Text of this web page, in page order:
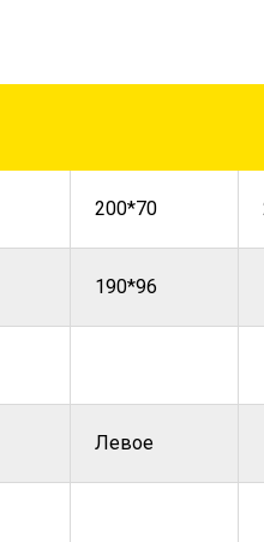
200*70
190*96
Левое